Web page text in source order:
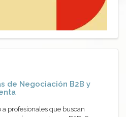
de Negociación B2B y
profesionales que buscan